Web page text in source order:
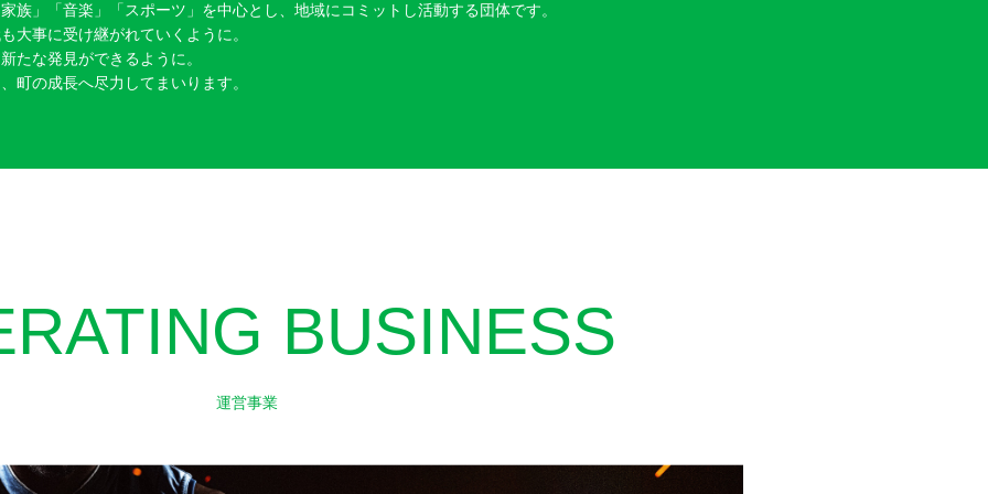
族」「音楽」「スポーツ」を中心とし、地域にコミットし活動する団体です。
大事に受け継がれていくように。
たな発見ができるように。
町の成長へ尽力してまいります。
BUSINESS
運営事業